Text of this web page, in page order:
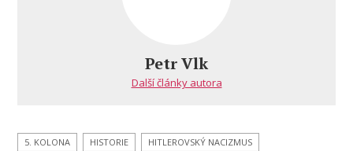
Petr Vlk
Další články autora
5. KOLONA HISTORIE
HITLEROVSKÝ NACIZMUS